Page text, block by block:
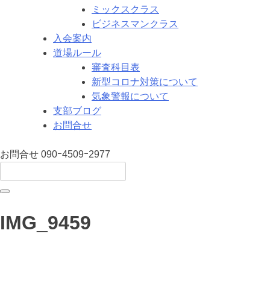
ミックスクラス
ビジネスマンクラス
入会案内
道場ルール
審査科目表
新型コロナ対策について
気象警報について
支部ブログ
お問合せ
お問合せ 090ｰ4509ｰ2977
IMG_9459